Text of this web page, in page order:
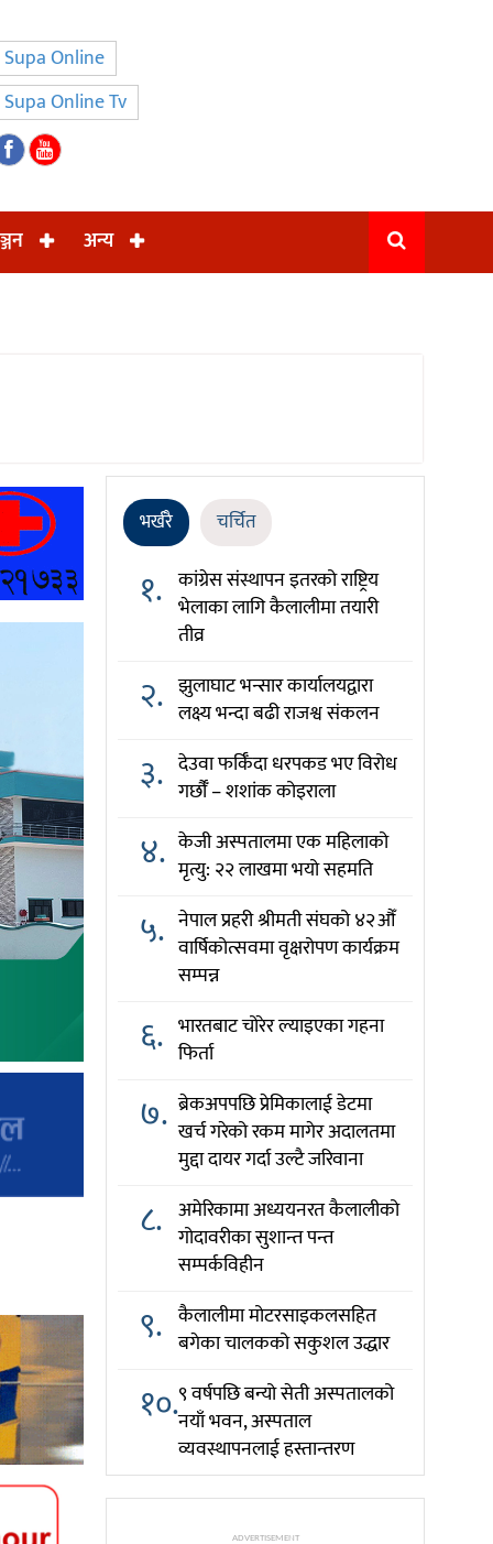
Supa Online
Supa Online Tv
अन्य
भर्खरै चर्चित
१. कांग्रेस संस्थापन इतरको राष्ट्रिय
भेलाका लागि कैलालीमा तयारी
तीव्र
२. झुलाघाट भन्सार कार्यालयद्वारा
लक्ष्य भन्दा बढी राजश्व संकलन
३. देउवा फर्किँदा धरपकड भए विरोध
गर्छौँं – शशांक कोइराला
४. केजी अस्पतालमा एक महिलाको
मृत्यु: २२ लाखमा भयो सहमति
५. नेपाल प्रहरी श्रीमती संघको ४२औँ
वार्षिकोत्सवमा वृक्षरोपण कार्यक्रम
सम्पन्न
६. भारतबाट चोरेर ल्याइएका गहना
फिर्ता
७. ब्रेकअपपछि प्रेमिकालाई डेटमा
खर्च गरेको रकम मागेर अदालतमा
मुद्दा दायर गर्दा उल्टै जरिवाना
८. अमेरिकामा अध्ययनरत कैलालीको
गोदावरीका सुशान्त पन्त
सम्पर्कविहीन
९. कैलालीमा मोटरसाइकलसहित
बगेका चालकको सकुशल उद्धार
१०.९ वर्षपछि बन्यो सेती अस्पतालको
नयाँ भवन, अस्पताल
व्यवस्थापनलाई हस्तान्तरण
ADVERTISEMENT